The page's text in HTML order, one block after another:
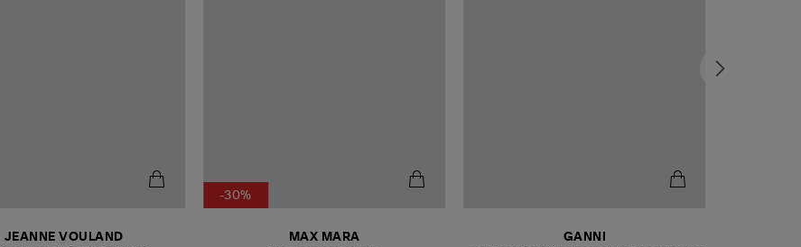
JEANNE VOULAND
-30%
MAX MARA GANNI